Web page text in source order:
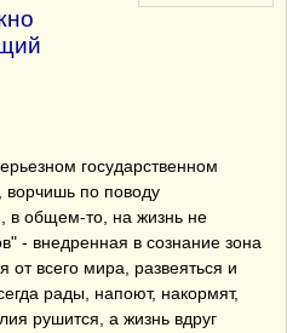
государственном
ворчишь по поводу
в общем-то, на жизнь не
- внедренная в сознание зона
от всего мира, развеяться и
рады, напоют, накормят,
рушится, а жизнь вдруг